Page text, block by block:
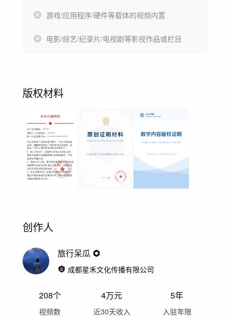
游戏/应用程序/硬件等载体的视频内置
电影/综艺/纪录片/电视剧等影视作品或栏目
版权材料
创作人
旅行呆瓜
成都星禾文化传播有限公司
208个
视频数
4万元
近30天收入
5年
入驻年限